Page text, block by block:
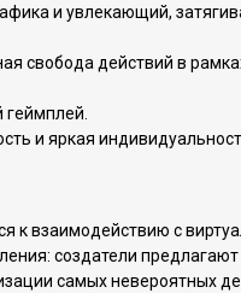
и увлекающий,
свобода действий в
и яркая
к взаимодействию с
создатели
самых невероятных